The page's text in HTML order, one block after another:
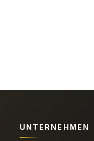
UNTERNEHMEN